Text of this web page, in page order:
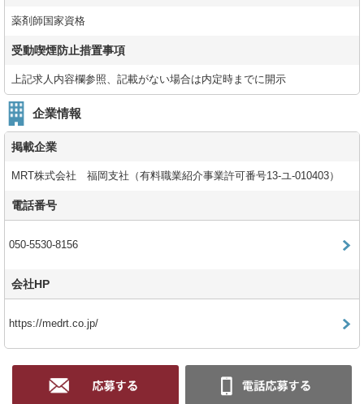
薬剤師国家資格
受動喫煙防止措置事項
上記求人内容欄参照、記載がない場合は内定時までに開示
企業情報
掲載企業
MRT株式会社 福岡支社（有料職業紹介事業許可番号13-ユ-010403）
電話番号
050-5530-8156
会社HP
https://medrt.co.jp/